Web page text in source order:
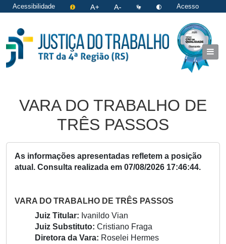
Acessibilidade
Acesso
VARA DO TRABALHO DE
TRÊS PASSOS
As informações apresentadas refletem a posição
atual. Consulta realizada em 07/08/2026 17:46:44.
VARA DO TRABALHO DE TRÊS PASSOS
Juiz Titular: Ivanildo Vian
Juiz Substituto: Cristiano Fraga
Diretora da Vara: Roselei Hermes